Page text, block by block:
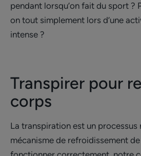
pendant lorsqu’on fait du sport ?
on tout simplement lors d’une
intense ?
Transpirer pour
corps
La transpiration est un processus
mécanisme de refroidissement